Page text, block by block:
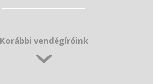
Korábbi vendégíróink